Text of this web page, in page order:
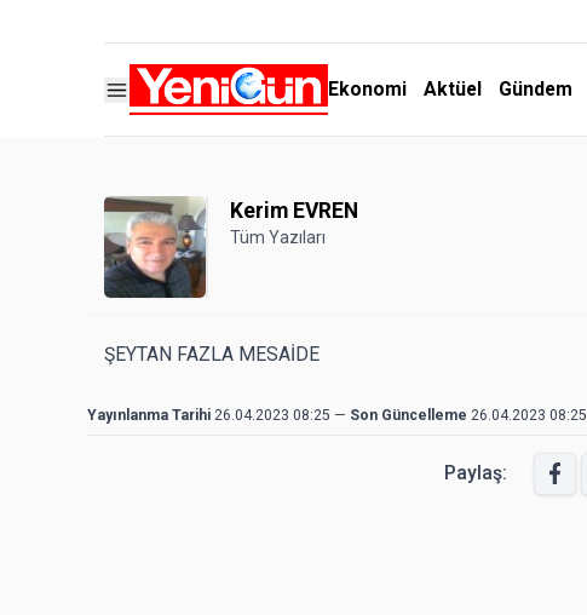
Ekonomi Aktüel Gündem
Kerim EVREN
Tüm Yazıları
ŞEYTAN FAZLA MESAİDE
Yayınlanma Tarihi 26.04.2023 08:25 — Son Güncelleme 26.04.2023 08:25
Paylaş: